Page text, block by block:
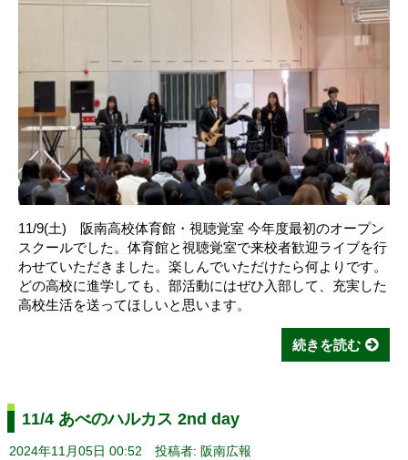
11/9(土) 阪南高校体育館・視聴覚室 今年度最初のオープン
スクールでした。体育館と視聴覚室で来校者歓迎ライブを行
わせていただきました。楽しんでいただけたら何よりです。
どの高校に進学しても、部活動にはぜひ入部して、充実した
高校生活を送ってほしいと思います。
続きを読む
11/4 あべのハルカス 2nd day
2024年11月05日 00:52 投稿者: 阪南広報